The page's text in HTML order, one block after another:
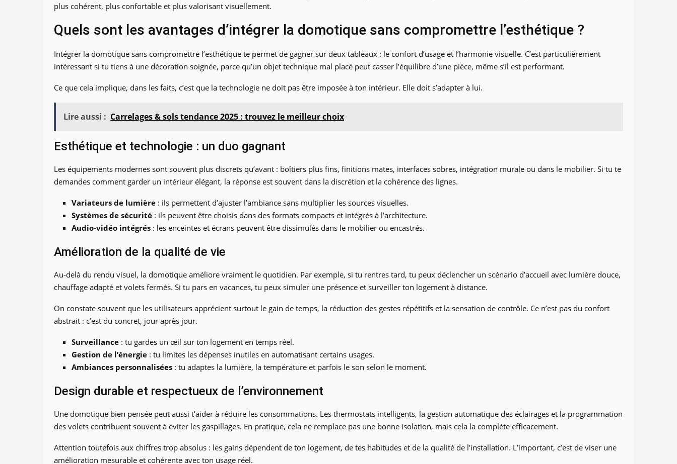
plus cohérent, plus confortable et plus valorisant visuellement.
Quels sont les avantages d’intégrer la domotique sans compromettre l’esthétique ?
Intégrer la domotique sans compromettre l’esthétique te permet de gagner sur deux tableaux : le confort d’usage et l’harmonie visuelle. C’est particulièrement
intéressant si tu tiens à une décoration soignée, parce qu’un objet technique mal placé peut casser l’équilibre d’une pièce, même s’il est performant.
Ce que cela implique, dans les faits, c’est que la technologie ne doit pas être imposée à ton intérieur. Elle doit s’adapter à lui.
Lire aussi : Carrelages & sols tendance 2025 : trouvez le meilleur choix
Esthétique et technologie : un duo gagnant
Les équipements modernes sont souvent plus discrets qu’avant : boîtiers plus fins, finitions mates, interfaces sobres, intégration murale ou dans le mobilier. Si tu te
demandes comment garder un intérieur élégant, la réponse est souvent dans la discrétion et la cohérence des lignes.
Variateurs de lumière : ils permettent d’ajuster l’ambiance sans multiplier les sources visuelles.
Systèmes de sécurité : ils peuvent être choisis dans des formats compacts et intégrés à l’architecture.
Audio-vidéo intégrés : les enceintes et écrans peuvent être dissimulés dans le mobilier ou encastrés.
Amélioration de la qualité de vie
Au-delà du rendu visuel, la domotique améliore vraiment le quotidien. Par exemple, si tu rentres tard, tu peux déclencher un scénario d’accueil avec lumière douce,
chauffage adapté et volets fermés. Si tu pars en vacances, tu peux simuler une présence et surveiller ton logement à distance.
On constate souvent que les utilisateurs apprécient surtout le gain de temps, la réduction des gestes répétitifs et la sensation de contrôle. Ce n’est pas du confort
abstrait : c’est du concret, jour après jour.
Surveillance : tu gardes un œil sur ton logement en temps réel.
Gestion de l’énergie : tu limites les dépenses inutiles en automatisant certains usages.
Ambiances personnalisées : tu adaptes la lumière, la température et parfois le son selon le moment.
Design durable et respectueux de l’environnement
Une domotique bien pensée peut aussi t’aider à réduire les consommations. Les thermostats intelligents, la gestion automatique des éclairages et la programmation
des volets contribuent souvent à éviter les gaspillages. En pratique, cela ne remplace pas une bonne isolation, mais cela la complète efficacement.
Attention toutefois aux chiffres trop absolus : les gains dépendent de ton logement, de tes habitudes et de la qualité de l’installation. L’important, c’est de viser une
amélioration mesurable et cohérente avec ton usage réel.